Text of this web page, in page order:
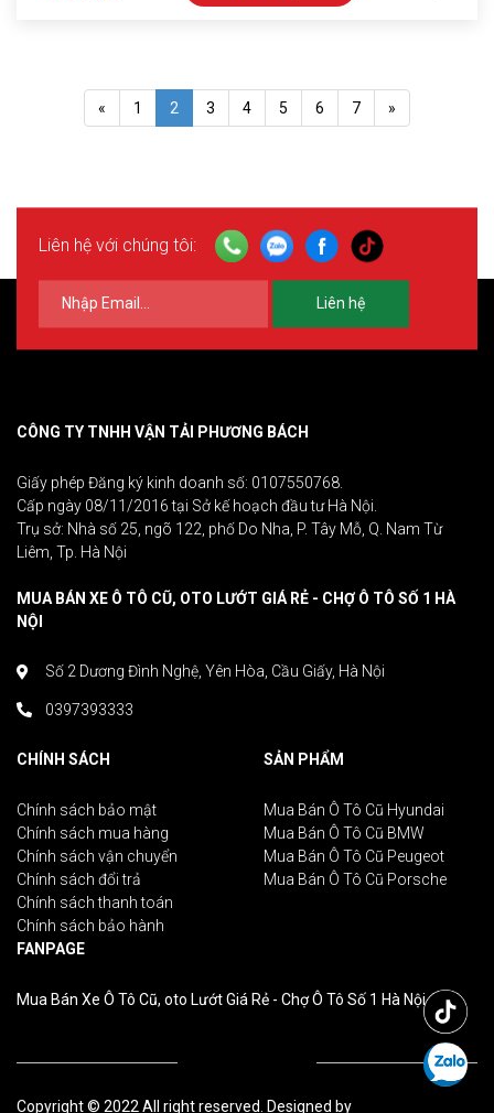
« 1 2 3 4 5 6 7 »
Liên hệ với chúng tôi:
Liên hệ
CÔNG TY TNHH VẬN TẢI PHƯƠNG BÁCH
Giấy phép Đăng ký kinh doanh số: 0107550768.
Cấp ngày 08/11/2016 tại Sở kế hoạch đầu tư Hà Nội.
Trụ sở: Nhà số 25, ngõ 122, phố Do Nha, P. Tây Mỗ, Q. Nam Từ
Liêm, Tp. Hà Nội
MUA BÁN XE Ô TÔ CŨ, OTO LƯỚT GIÁ RẺ - CHỢ Ô TÔ SỐ 1 HÀ
NỘI
Số 2 Dương Đình Nghệ, Yên Hòa, Cầu Giấy, Hà Nội
0397393333
CHÍNH SÁCH
Chính sách bảo mật
Chính sách mua hàng
Chính sách vận chuyển
Chính sách đổi trả
Chính sách thanh toán
Chính sách bảo hành
SẢN PHẨM
Mua Bán Ô Tô Cũ Hyundai
Mua Bán Ô Tô Cũ BMW
Mua Bán Ô Tô Cũ Peugeot
Mua Bán Ô Tô Cũ Porsche
FANPAGE
Mua Bán Xe Ô Tô Cũ, oto Lướt Giá Rẻ - Chợ Ô Tô Số 1 Hà Nội
Copyright © 2022 All right reserved. Designed by